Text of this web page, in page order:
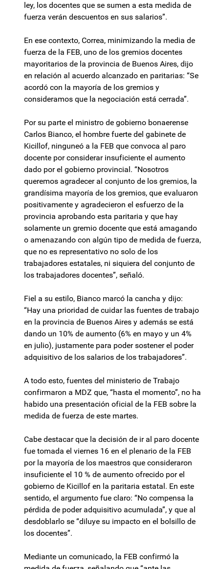
ley, los docentes que se sumen a esta medida de
fuerza verán descuentos en sus salarios”.
En ese contexto, Correa, minimizando la media de
fuerza de la FEB, uno de los gremios docentes
mayoritarios de la provincia de Buenos Aires, dijo
en relación al acuerdo alcanzado en paritarias: “Se
acordó con la mayoría de los gremios y
consideramos que la negociación está cerrada”.
Por su parte el ministro de gobierno bonaerense
Carlos Bianco, el hombre fuerte del gabinete de
Kicillof, ninguneó a la FEB que convoca al paro
docente por considerar insuficiente el aumento
dado por el gobierno provincial. “Nosotros
queremos agradecer al conjunto de los gremios, la
grandísima mayoría de los gremios, que evaluaron
positivamente y agradecieron el esfuerzo de la
provincia aprobando esta paritaria y que hay
solamente un gremio docente que está amagando
o amenazando con algún tipo de medida de fuerza,
que no es representativo no solo de los
trabajadores estatales, ni siquiera del conjunto de
los trabajadores docentes”, señaló.
Fiel a su estilo, Bianco marcó la cancha y dijo:
“Hay una prioridad de cuidar las fuentes de trabajo
en la provincia de Buenos Aires y además se está
dando un 10% de aumento (6% en mayo y un 4%
en julio), justamente para poder sostener el poder
adquisitivo de los salarios de los trabajadores”.
A todo esto, fuentes del ministerio de Trabajo
confirmaron a MDZ que, “hasta el momento”, no ha
habido una presentación oficial de la FEB sobre la
medida de fuerza de este martes.
Cabe destacar que la decisión de ir al paro docente
fue tomada el viernes 16 en el plenario de la FEB
por la mayoría de los maestros que consideraron
insuficiente el 10 % de aumento ofrecido por el
gobierno de Kicillof en la paritaria estatal. En este
sentido, el argumento fue claro: “No compensa la
pérdida de poder adquisitivo acumulada”, y que al
desdoblarlo se “diluye su impacto en el bolsillo de
los docentes”.
Mediante un comunicado, la FEB confirmó la